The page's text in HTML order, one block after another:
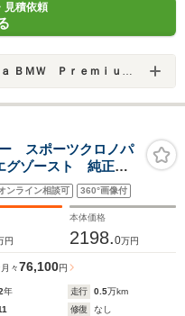
見積依頼
ｕｍ Ｓｅｌｅｃｔｉｏｎ 浦和美園
スポーツクロノパ
グゾースト 純正ナ
トヒーター クルー
正20/21インチAW
ンライン相談可 360°画像付
円
本体価格
2198.0万円
月々76,100円
年 走行 0.5万km
修復
なし